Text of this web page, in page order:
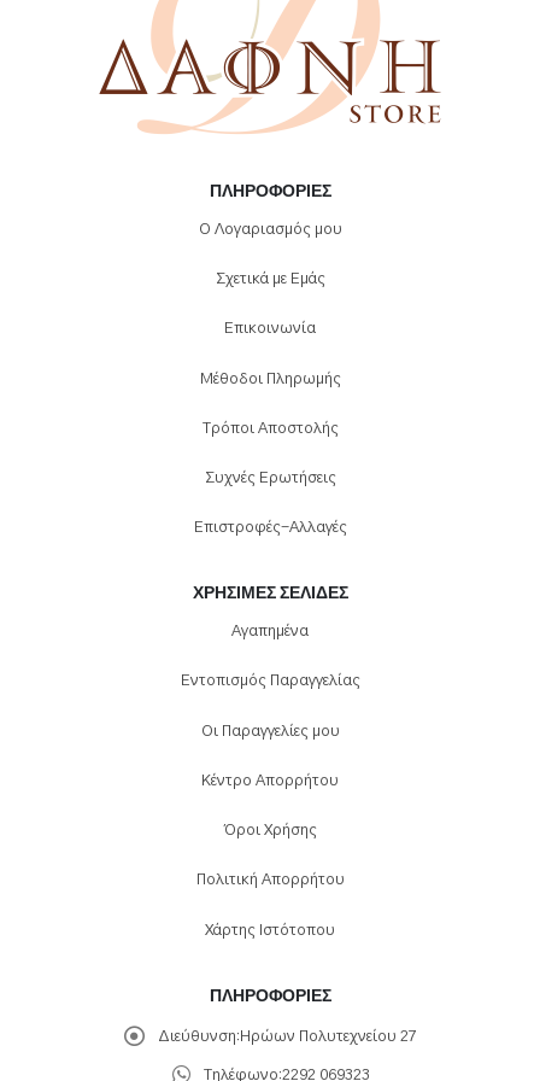
ΠΛΗΡΟΦΟΡΊΕΣ
Ο Λογαριασμός μου
Σχετικά με Εμάς
Επικοινωνία
Μέθοδοι Πληρωμής
Τρόποι Αποστολής
Συχνές Ερωτήσεις
Επιστροφές-Αλλαγές
ΧΡΉΣΙΜΕΣ ΣΕΛΊΔΕΣ
Αγαπημένα
Εντοπισμός Παραγγελίας
Οι Παραγγελίες μου
Κέντρο Απορρήτου
Όροι Χρήσης
Πολιτική Απορρήτου
Χάρτης Ιστότοπου
ΠΛΗΡΟΦΟΡΊΕΣ
Διεύθυνση: Ηρώων Πολυτεχνείου 27
Τηλέφωνο:2292 069323